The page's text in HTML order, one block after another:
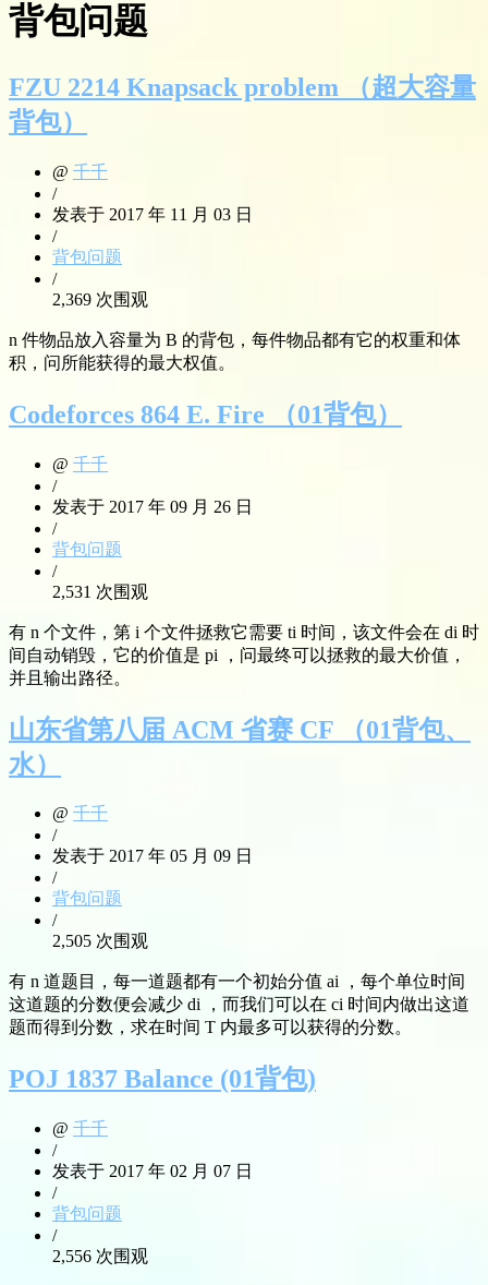
背包问题
FZU 2214 Knapsack problem （超大容量
背包）
@ 千千
/
发表于 2017 年 11 月 03 日
/
背包问题
/
2,369 次围观
n 件物品放入容量为 B 的背包，每件物品都有它的权重和体
积，问所能获得的最大权值。
Codeforces 864 E. Fire （01背包）
@ 千千
/
发表于 2017 年 09 月 26 日
/
背包问题
/
2,531 次围观
有 n 个文件，第 i 个文件拯救它需要 ti 时间，该文件会在 di 时
间自动销毁，它的价值是 pi ，问最终可以拯救的最大价值，
并且输出路径。
山东省第八届 ACM 省赛 CF （01背包、
水）
@ 千千
/
发表于 2017 年 05 月 09 日
/
背包问题
/
2,505 次围观
有 n 道题目，每一道题都有一个初始分值 ai ，每个单位时间
这道题的分数便会减少 di ，而我们可以在 ci 时间内做出这道
题而得到分数，求在时间 T 内最多可以获得的分数。
POJ 1837 Balance (01背包)
@ 千千
/
发表于 2017 年 02 月 07 日
/
背包问题
/
2,556 次围观